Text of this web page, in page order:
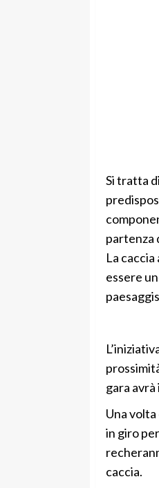
Si tratta
partenza
La
essere
gara avrà
Una
in giro
caccia.